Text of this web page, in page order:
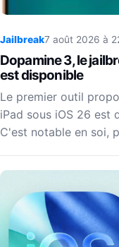
Jailbreak7 août 2026 à
Dopamine 3, le
est disponible
Le premier outil
iPad sous iOS 26 est
C'est notable en soi,